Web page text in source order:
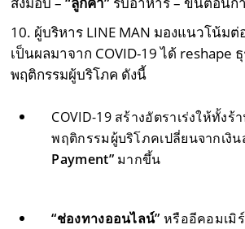
10. ผู้บริหาร LINE MAN มองแนวโน้ม
เป็นผลมาจาก COVID-19 ได้ reshape
พฤติกรรมผู้บริโภค ดังนี้
COVID-19 สร้างอัตราเร่งให้ทั้งร้
พฤติกรรมผู้บริโภคเปลี่ยนจากเงิ
Payment”มากขึ้น
“ช่องทางออนไลน์” หรืออีคอมเมิ